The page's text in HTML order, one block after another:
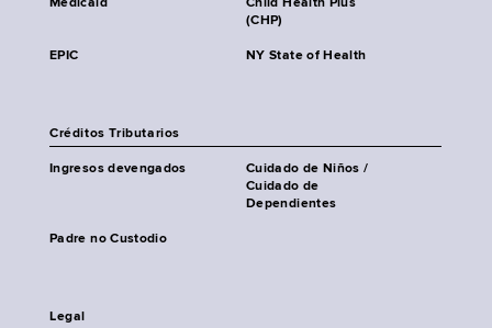
Medicaid
Child Health Plus
(CHP)
EPIC NY State of Health
Créditos Tributarios
Ingresos devengados
Cuidado de Niños /
Cuidado de
Dependientes
Padre no Custodio
Legal